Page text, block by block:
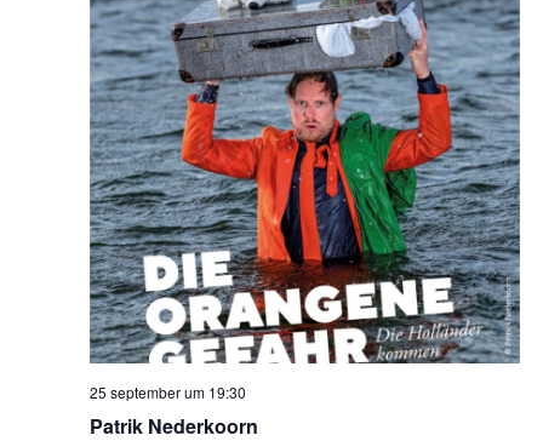
Patrik Nederkoorn
25 september um 19:30